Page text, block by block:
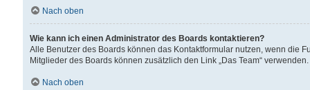
Nach oben
Wie kann ich einen Administrator des Boards kontaktieren?
Alle Benutzer des Boards können das Kontaktformular nutzen, wenn die
Mitglieder des Boards können zusätzlich den Link „Das Team“ verwenden.
Nach oben